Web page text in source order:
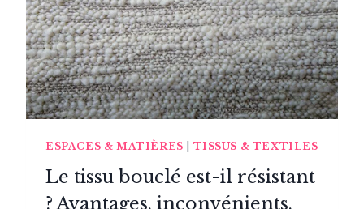
ESPACES & MATIÈRES TISSUS & TEXTILES
Le tissu bouclé est-il résistant
? Avantages, inconvénients,